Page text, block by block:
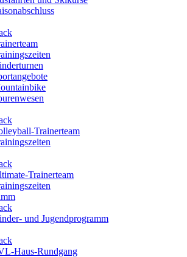
Trainerteam
Trainerteam
und Jugendprogramm
Haus-Rundgang